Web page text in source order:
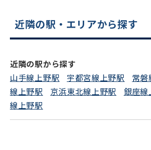
電話でお問い合わせ
近隣の駅・エリアから探す
近隣の駅から探す
山手線上野駅
宇都宮線上野駅 常
線上野駅
京浜東北線上野駅 銀座
線上野駅